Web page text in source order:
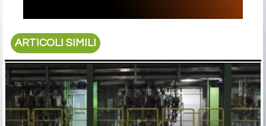
ARTICOLI SIMILI